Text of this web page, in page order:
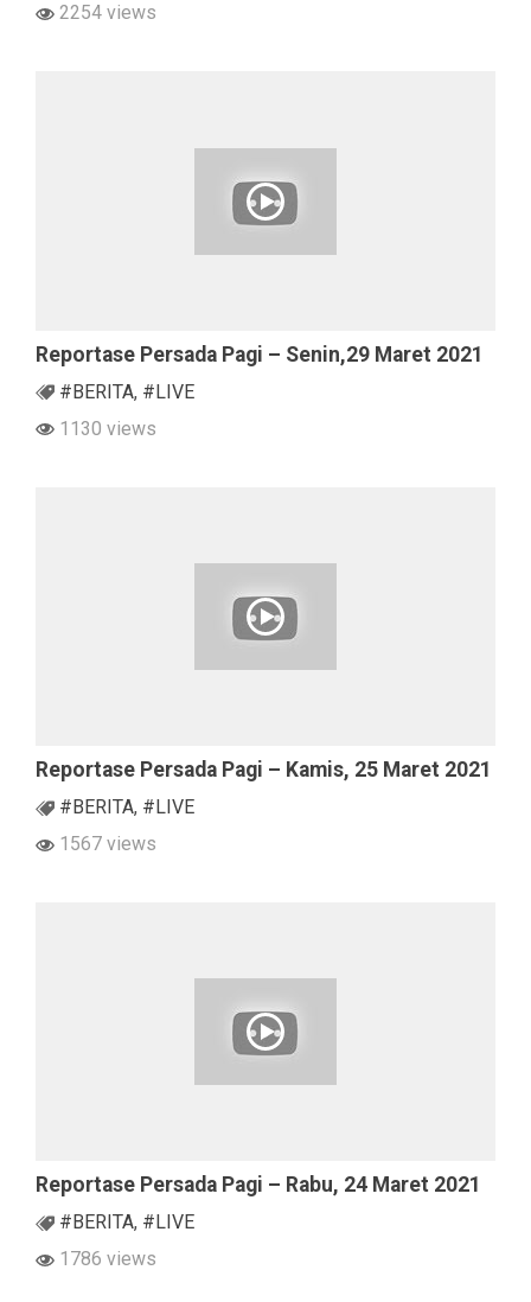
2254 views
Reportase Persada Pagi – Senin,29 Maret 2021
#BERITA, #LIVE
1130 views
Reportase Persada Pagi – Kamis, 25 Maret 2021
#BERITA, #LIVE
1567 views
Reportase Persada Pagi – Rabu, 24 Maret 2021
#BERITA, #LIVE
1786 views